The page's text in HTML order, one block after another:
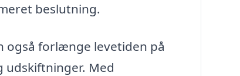
beslutning.
også forlænge levetiden på
udskiftninger. Med